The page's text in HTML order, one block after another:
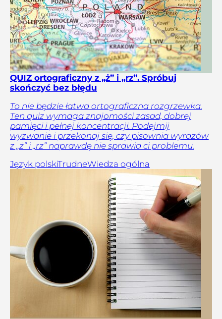
QUIZ ortograficzny z „ż” i „rz”. Spróbuj
skończyć bez błędu
To nie będzie łatwa ortograficzna rozgrzewka.
Ten quiz wymaga znajomości zasad, dobrej
pamięci i pełnej koncentracji. Podejmij
wyzwanie i przekonaj się, czy pisownia wyrazów
z „ż” i „rz” naprawdę nie sprawia ci problemu.
Język polskiTrudneWiedza ogólna